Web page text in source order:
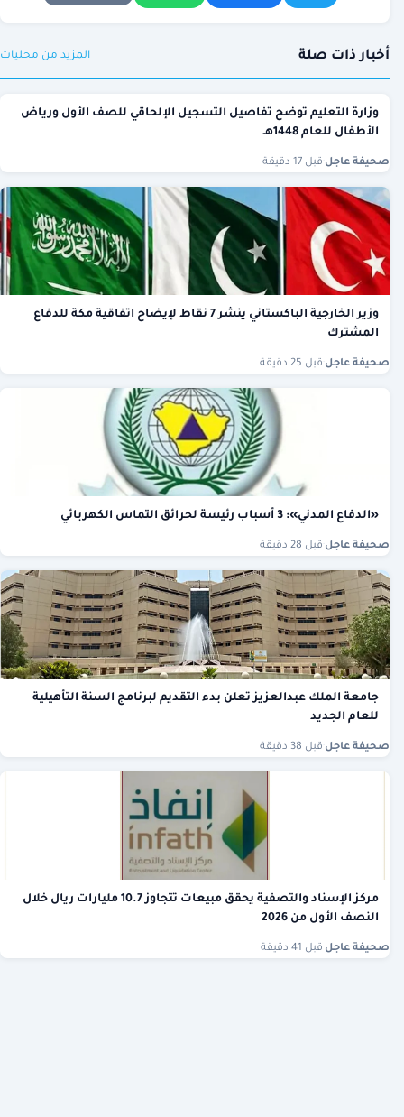
أخبار ذات صلة المزيد من محليات
وزارة التعليم توضح تفاصيل التسجيل الإلحاقي للصف الأول ورياض
الأطفال للعام 1448هـ
صحيفة عاجل قبل 17 دقيقة
وزير الخارجية الباكستاني ينشر 7 نقاط لإيضاح اتفاقية مكة للدفاع
المشترك
صحيفة عاجل قبل 25 دقيقة
«الدفاع المدني»: 3 أسباب رئيسة لحرائق التماس الكهربائي
صحيفة عاجل قبل 28 دقيقة
جامعة الملك عبدالعزيز تعلن بدء التقديم لبرنامج السنة التأهيلية
للعام الجديد
صحيفة عاجل قبل 38 دقيقة
مركز الإسناد والتصفية يحقق مبيعات تتجاوز 10.7 مليارات ريال خلال
النصف الأول من 2026
صحيفة عاجل قبل 41 دقيقة